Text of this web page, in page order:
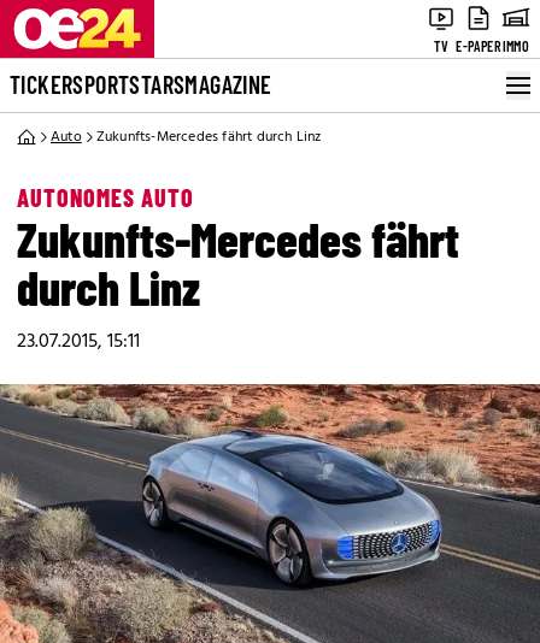
TV E-PAPERIMMO
TICKERSPORTSTARSMAGAZINE
Auto Zukunfts-Mercedes fährt durch Linz
AUTONOMES AUTO
Zukunfts-Mercedes fährt
durch Linz
23.07.2015, 15:11